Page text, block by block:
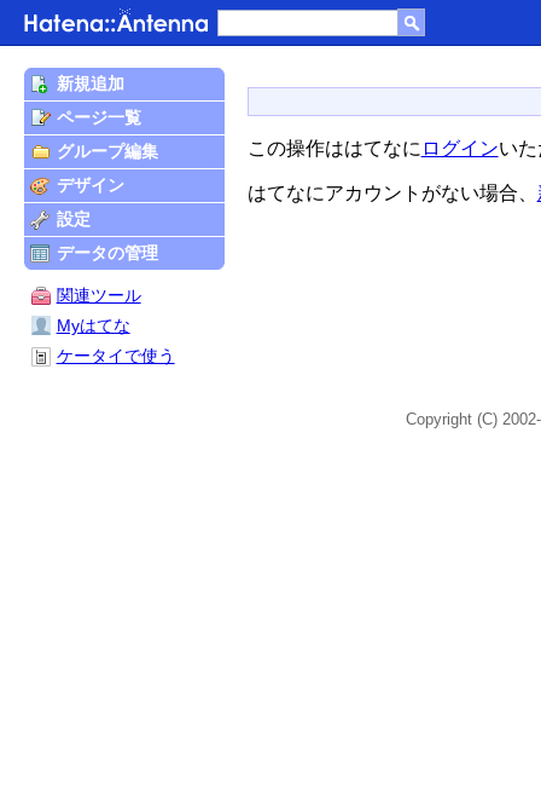
この操作ははてなに ログインい
はてなにアカウントがない場合、
新規追加
ページ一覧
グループ編集
デザイン
設定
データの管理
関連ツール
Myはてな
ケータイで使う
Copyright (C)